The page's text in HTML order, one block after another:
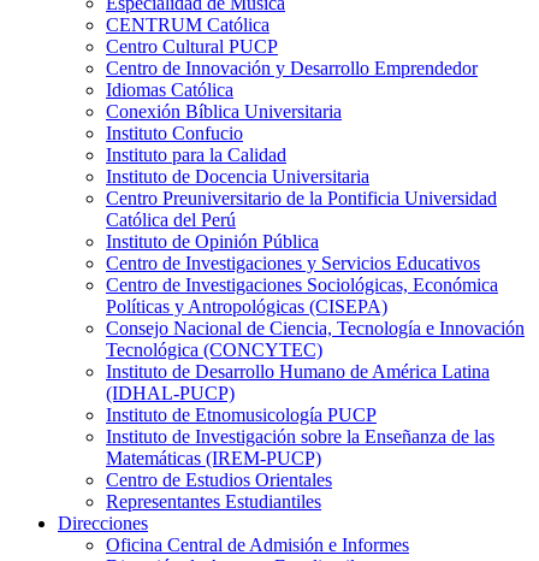
CENTRUM Católica
Centro Cultural PUCP
Centro de Innovación y Desarrollo Emprendedor
Idiomas Católica
Conexión Bíblica Universitaria
Instituto Confucio
Instituto para la Calidad
Instituto de Docencia Universitaria
Centro Preuniversitario de la Pontificia Universidad
Católica del Perú
Instituto de Opinión Pública
Centro de Investigaciones y Servicios Educativos
Centro de Investigaciones Sociológicas, Económica
Políticas y Antropológicas (CISEPA)
Consejo Nacional de Ciencia, Tecnología e Innovación
Tecnológica (CONCYTEC)
Instituto de Desarrollo Humano de América Latina
(IDHAL-PUCP)
Instituto de Etnomusicología PUCP
Instituto de Investigación sobre la Enseñanza de las
Matemáticas (IREM-PUCP)
Centro de Estudios Orientales
Representantes Estudiantiles
Direcciones
Oficina Central de Admisión e Informes